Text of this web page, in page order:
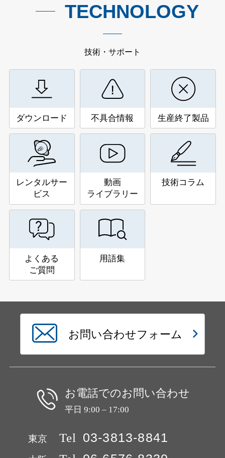
TECHNOLOGY
技術・サポート
ダウンロード 不具合情報 生産終了製品
レンタルサー
ビス
動画
ライブラリー
技術コラム
よくある
ご質問
用語集
お問い合わせフォーム
お電話でのお問い合わせ
平日 9:00 – 17:00
東京 Tel 03-3813-8841